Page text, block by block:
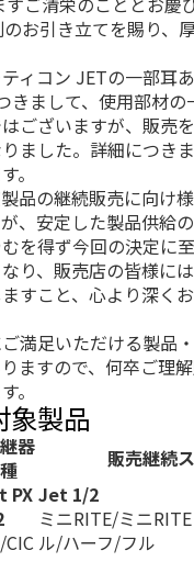
お引き立てを賜り、
ィコン JETの一部耳
きまして、使用部材の
ございますが、販売
ました。詳細につき
。
品の継続販売に向け
、安定した製品供給
を得ず今回の決定に
り、販売店の皆様に
すこと、心より深く
満足いただける製品
ますので、何卒ご理
。
象製品
器
種
販売継続
PX Jet 1/2
ミニRITE/ミニ
ル/ハーフ/フル